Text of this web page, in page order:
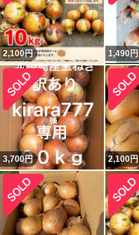
2,100円 1,490円
3,700円 2,100円